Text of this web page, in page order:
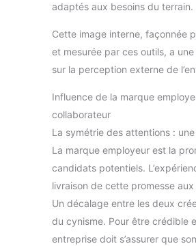
adaptés aux besoins du terrain.
Cette image interne, façonnée
et mesurée par ces outils, a
sur la perception externe de
Influence de la marque
collaborateur
La symétrie des attentions :
La marque employeur est la
candidats potentiels.
livraison de cette promesse
Un décalage entre les deux
du cynisme. Pour être crédible
entreprise doit s’assurer que